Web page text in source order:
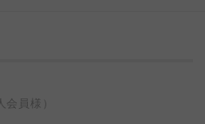
員様）